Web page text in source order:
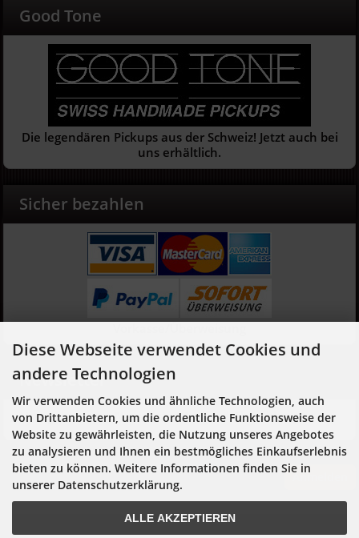
Good Tone
Die legendären Pickups aus der Schweiz! Jetzt auch bei
uns erhältlich.
Sicher bezahlen
Newsletter
Hier geht es zur Newsletter-An- und Abmeldung
Anmelden
Diese Webseite verwendet Cookies und
andere Technologien
Wir verwenden Cookies und ähnliche Technologien, auch
von Drittanbietern, um die ordentliche Funktionsweise der
Website zu gewährleisten, die Nutzung unseres Angebotes
zu analysieren und Ihnen ein bestmögliches Einkaufserlebnis
bieten zu können. Weitere Informationen finden Sie in
unserer Datenschutzerklärung.
ALLE AKZEPTIEREN